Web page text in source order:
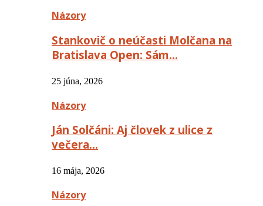
Názory
Stankovič o neúčasti Molčana na
Bratislava Open: Sám…
25 júna, 2026
Názory
Ján Solčáni: Aj človek z ulice z
večera…
16 mája, 2026
Názory